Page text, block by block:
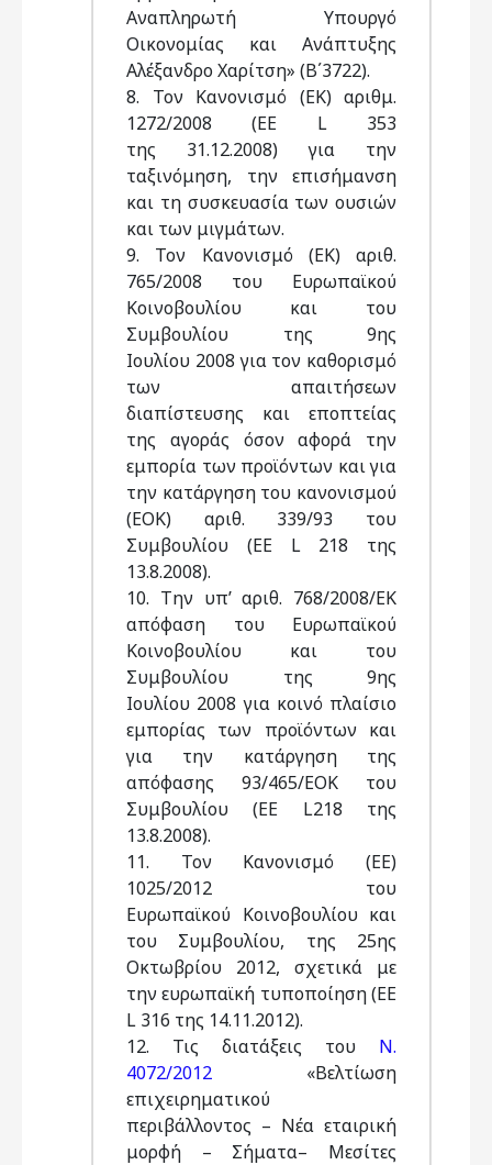
Αναπληρωτή Υπουργό
Οικονομίας και Ανάπτυξης
Αλέξανδρο Χαρίτση» (Β΄3722).
8. Τον Κανονισμό (ΕΚ) αριθμ.
1272/2008 (EE L 353
της 31.12.2008) για την
ταξινόμηση, την επισήμανση
και τη συσκευασία των ουσιών
και των μιγμάτων.
9. Τον Κανονισμό (ΕΚ) αριθ.
765/2008 του Ευρωπαϊκού
Κοινοβουλίου και του
Συμβουλίου της 9ης
Ιουλίου 2008 για τον καθορισμό
των απαιτήσεων
διαπίστευσης και εποπτείας
της αγοράς όσον αφορά την
εμπορία των προϊόντων και για
την κατάργηση του κανονισμού
(ΕΟΚ) αριθ. 339/93 του
Συμβουλίου (ΕΕ L 218 της
13.8.2008).
10. Την υπ’ αριθ. 768/2008/ΕΚ
απόφαση του Ευρωπαϊκού
Κοινοβουλίου και του
Συμβουλίου της 9ης
Ιουλίου 2008 για κοινό πλαίσιο
εμπορίας των προϊόντων και
για την κατάργηση της
απόφασης 93/465/ΕΟΚ του
Συμβουλίου (ΕΕ L218 της
13.8.2008).
11. Τον Κανονισμό (ΕΕ)
1025/2012 του
Ευρωπαϊκού Κοινοβουλίου και
του Συμβουλίου, της 25ης
Οκτωβρίου 2012, σχετικά με
την ευρωπαϊκή τυποποίηση (ΕΕ
L 316 της 14.11.2012).
12. Τις διατάξεις του Ν.
4072/2012 «Βελτίωση
επιχειρηματικού
περιβάλλοντος – Νέα εταιρική
μορφή – Σήματα– Μεσίτες